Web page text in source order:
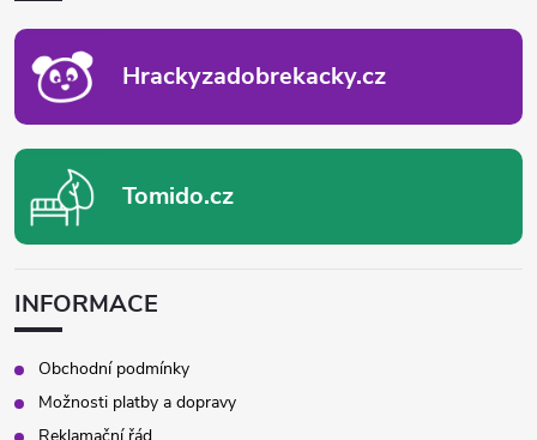
Hrackyzadobrekacky.cz
Tomido.cz
INFORMACE
Obchodní podmínky
Možnosti platby a dopravy